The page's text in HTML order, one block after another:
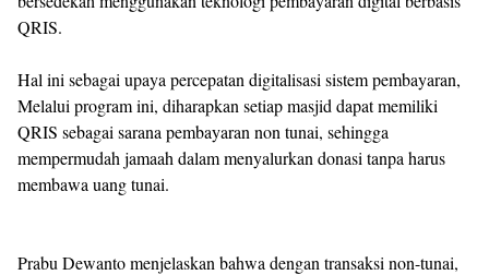
QRIS.
Hal ini sebagai upaya percepatan digitalisasi sistem pembayaran,
Melalui program ini, diharapkan setiap masjid dapat memiliki
QRIS sebagai sarana pembayaran non tunai, sehingga
mempermudah jamaah dalam menyalurkan donasi tanpa harus
membawa uang tunai.
Prabu Dewanto menjelaskan bahwa dengan transaksi non-tunai,